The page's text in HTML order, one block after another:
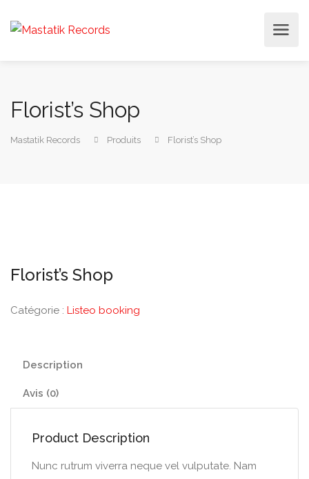
Florist’s Shop
Mastatik Records Produits Florist’s Shop
Florist’s Shop
Catégorie : Listeo booking
Description
Avis (0)
Product Description
Nunc rutrum viverra neque vel vulputate. Nam